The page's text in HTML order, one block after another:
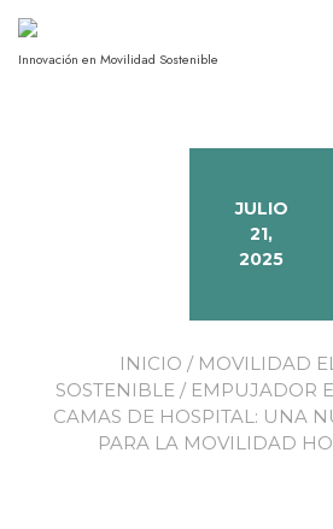
Innovación en Movilidad Sostenible
JULIO
21,
2025
INICIO / MOVILIDAD
SOSTENIBLE / EMPUJADOR
CAMAS DE HOSPITAL: UNA
PARA LA MOVILIDAD